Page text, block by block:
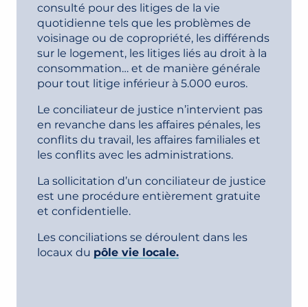
consulté pour des litiges de la vie
quotidienne tels que les problèmes de
voisinage ou de copropriété, les différends
sur le logement, les litiges liés au droit à la
consommation… et de manière générale
pour tout litige inférieur à 5.000 euros.
Le conciliateur de justice n’intervient pas
en revanche dans les affaires pénales, les
conflits du travail, les affaires familiales et
les conflits avec les administrations.
La sollicitation d’un conciliateur de justice
est une procédure entièrement gratuite
et confidentielle.
Les conciliations se déroulent dans les
locaux du pôle vie locale.